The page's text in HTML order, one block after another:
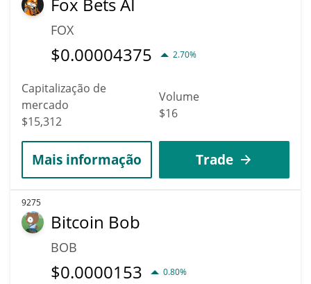
FOX
$0.00004375 2.70%
Capitalização de
mercado
$15,312
Volume
$16
Mais informação Trade
9275
Bitcoin Bob
BOB
$0.0000153 0.80%